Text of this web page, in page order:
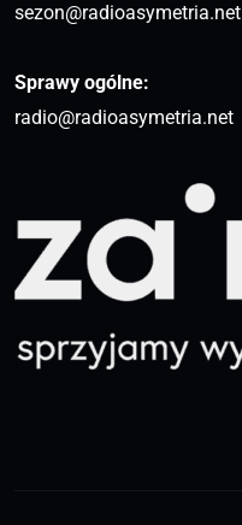
sezon@radioasymetria.net
Sprawy ogólne:
radio@radioasymetria.net